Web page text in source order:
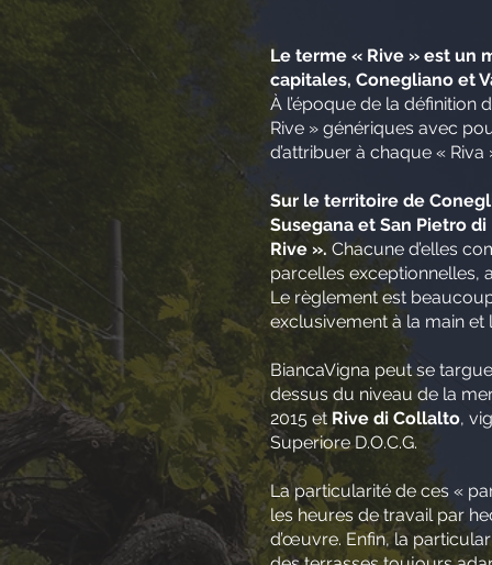
Le terme « Rive » est un
capitales, Conegliano et
À l’époque de la définition
Rive » génériques avec
d’attribuer à chaque «
Sur le territoire de
Susegana et San Pietro
Rive ». Chacune d’elles
parcelles exceptionnelles,
Le règlement est
exclusivement à la main et
BiancaVigna peut se
dessus du niveau de la
2015 et Rive di Collalto,
Superiore D.O.C.G.
La particularité de ces «
les heures de travail par
d’œuvre. Enfin, la